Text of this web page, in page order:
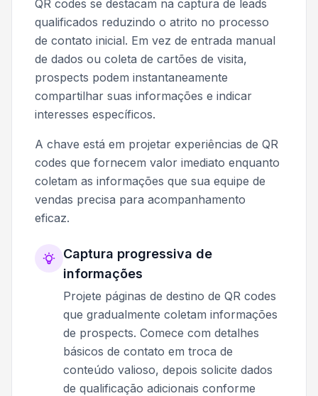
QR codes se destacam na captura de leads
qualificados reduzindo o atrito no processo
de contato inicial. Em vez de entrada manual
de dados ou coleta de cartões de visita,
prospects podem instantaneamente
compartilhar suas informações e indicar
interesses específicos.
A chave está em projetar experiências de QR
codes que fornecem valor imediato enquanto
coletam as informações que sua equipe de
vendas precisa para acompanhamento
eficaz.
Captura progressiva de
informações
Projete páginas de destino de QR codes
que gradualmente coletam informações
de prospects. Comece com detalhes
básicos de contato em troca de
conteúdo valioso, depois solicite dados
de qualificação adicionais conforme